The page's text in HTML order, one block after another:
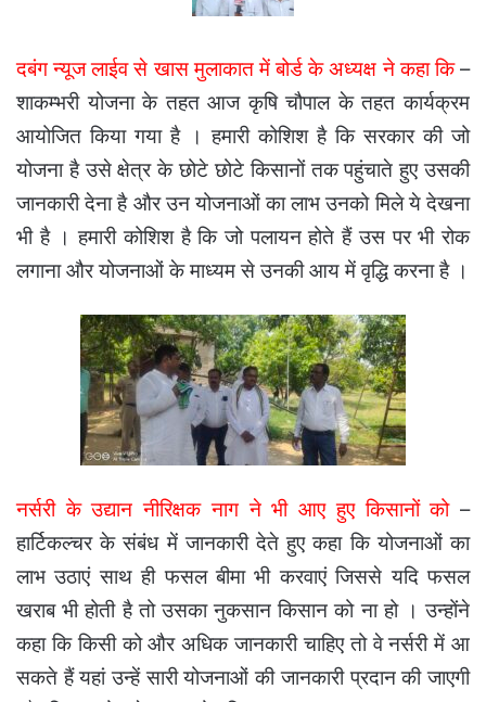
दबंग न्यूज लाईव से खास मुलाकात में बोर्ड के अध्यक्ष ने कहा कि–
शाकम्भरी योजना के तहत आज कृषि चौपाल के तहत कार्यक्रम
आयोजित किया गया है । हमारी कोशिश है कि सरकार की जो
योजना है उसे क्षेत्र के छोटे छोटे किसानों तक पहुंचाते हुए उसकी
जानकारी देना है और उन योजनाओं का लाभ उनको मिले ये देखना
भी है । हमारी कोशिश है कि जो पलायन होते हैं उस पर भी रोक
लगाना और योजनाओं के माध्यम से उनकी आय में वृद्धि करना है ।
नर्सरी के उद्यान नीरिक्षक नाग ने भी आए हुए किसानों को–
हार्टिकल्चर के संबंध में जानकारी देते हुए कहा कि योजनाओं का
लाभ उठाएं साथ ही फसल बीमा भी करवाएं जिससे यदि फसल
खराब भी होती है तो उसका नुकसान किसान को ना हो । उन्होंने
कहा कि किसी को और अधिक जानकारी चाहिए तो वे नर्सरी में आ
सकते हैं यहां उन्हें सारी योजनाओं की जानकारी प्रदान की जाएगी